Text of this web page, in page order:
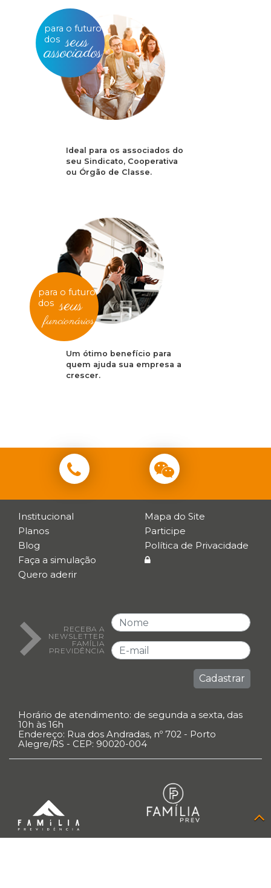
para o futuro
dos seus
associados
Ideal para os associados do
seu Sindicato, Cooperativa
ou Órgão de Classe.
para o futuro
dos seus
funcionários
Um ótimo benefício para
quem ajuda sua empresa a
crescer.
Institucional
Planos
Blog
Faça a simulação
Quero aderir
Mapa do Site
Participe
Política de Privacidade
RECEBA A
NEWSLETTER
FAMÍLIA
PREVIDÊNCIA
Cadastrar
Horário de atendimento: de segunda a sexta, das
10h às 16h
Endereço: Rua dos Andradas, nº 702 - Porto
Alegre/RS - CEP: 90020-004